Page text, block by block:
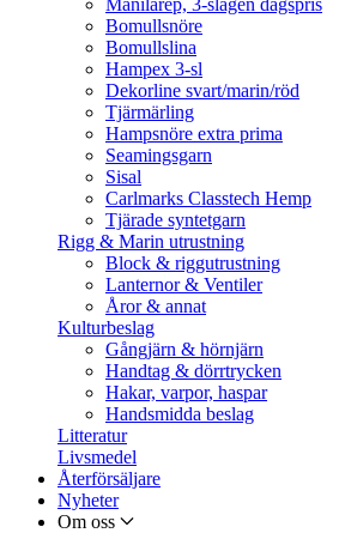
Manilarep, 3-slagen dagspris
Bomullsnöre
Bomullslina
Hampex 3-sl
Dekorline svart/marin/röd
Tjärmärling
Hampsnöre extra prima
Seamingsgarn
Sisal
Carlmarks Classtech Hemp
Tjärade syntetgarn
Rigg & Marin utrustning
Block & riggutrustning
Lanternor & Ventiler
Åror & annat
Kulturbeslag
Gångjärn & hörnjärn
Handtag & dörrtrycken
Hakar, varpor, haspar
Handsmidda beslag
Litteratur
Livsmedel
Återförsäljare
Nyheter
Om oss